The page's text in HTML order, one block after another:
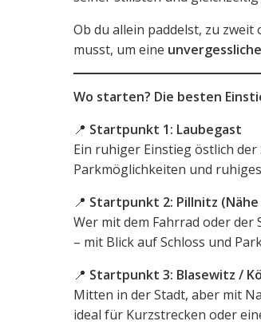
Ob du allein paddelst, zu
musst, um eine
Wo starten? Die besten
📍 Startpunkt 1: Laubegast
Ein ruhiger Einstieg östlich
Parkmöglichkeiten und
📍 Startpunkt 2: Pillnitz (Nähe
Wer mit dem Fahrrad oder
– mit Blick auf Schloss und
📍 Startpunkt 3: Blasewitz /
Mitten in der Stadt, aber mit
ideal für Kurzstrecken oder